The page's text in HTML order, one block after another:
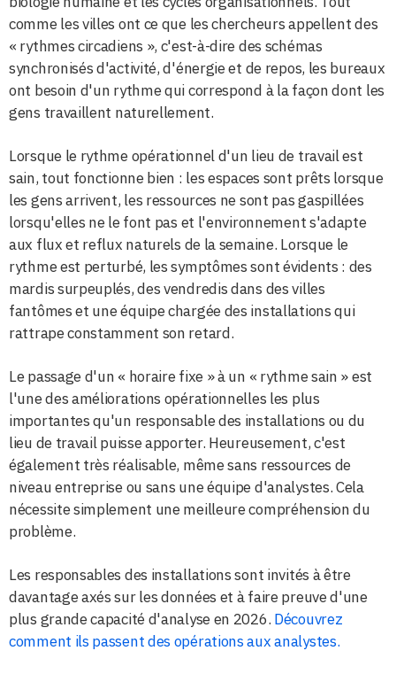
comme les villes ont ce que les chercheurs appellent des
« rythmes circadiens », c'est-à-dire des schémas
synchronisés d'activité, d'énergie et de repos, les bureaux
ont besoin d'un rythme qui correspond à la façon dont les
gens travaillent naturellement.
Lorsque le rythme opérationnel d'un lieu de travail est
sain, tout fonctionne bien : les espaces sont prêts lorsque
les gens arrivent, les ressources ne sont pas gaspillées
lorsqu'elles ne le font pas et l'environnement s'adapte
aux flux et reflux naturels de la semaine. Lorsque le
rythme est perturbé, les symptômes sont évidents : des
mardis surpeuplés, des vendredis dans des villes
fantômes et une équipe chargée des installations qui
rattrape constamment son retard.
Le passage d'un « horaire fixe » à un « rythme sain » est
l'une des améliorations opérationnelles les plus
importantes qu'un responsable des installations ou du
lieu de travail puisse apporter. Heureusement, c'est
également très réalisable, même sans ressources de
niveau entreprise ou sans une équipe d'analystes. Cela
nécessite simplement une meilleure compréhension du
problème.
Les responsables des installations sont invités à être
davantage axés sur les données et à faire preuve d'une
plus grande capacité d'analyse en 2026. Découvrez
comment ils passent des opérations aux analystes.